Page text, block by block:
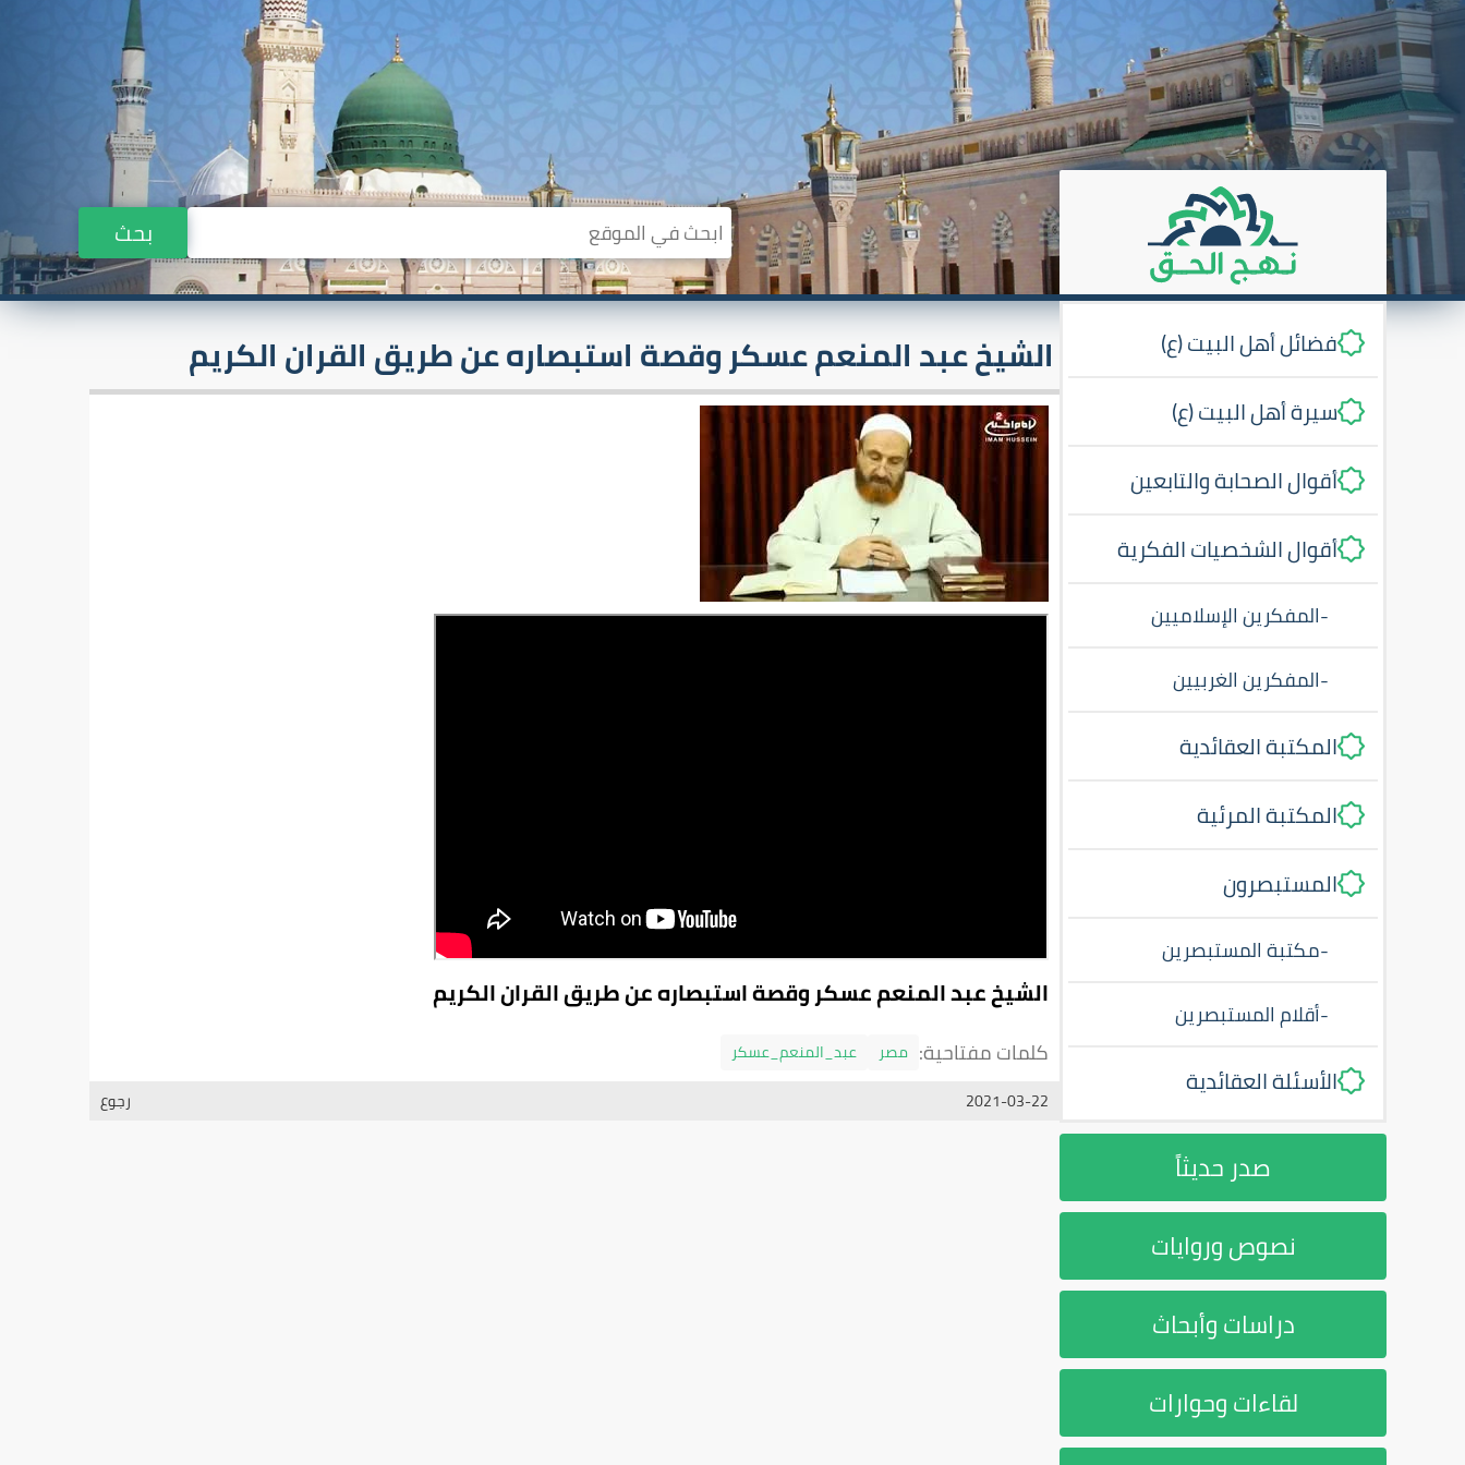
بحث
فضائل أهل البيت (ع)
سيرة أهل البيت (ع)
أقوال الصحابة والتابعين
أقوال الشخصيات الفكرية
-المفكرين الإسلاميين
-المفكرين الغربيين
المكتبة العقائدية
المكتبة المرئية
المستبصرون
-مكتبة المستبصرين
-أقلام المستبصرين
الأسئلة العقائدية
صدر حديثاً
نصوص وروايات
دراسات وأبحاث
لقاءات وحوارات
الشيخ عبد المنعم عسكر وقصة استبصاره عن طريق القران الكريم
الشيخ عبد المنعم عسكر وقصة استبصاره عن طريق القران الكريم
كلمات مفتاحية: مصر
عبد_المنعم_عسكر
رجوع
2021-03-22